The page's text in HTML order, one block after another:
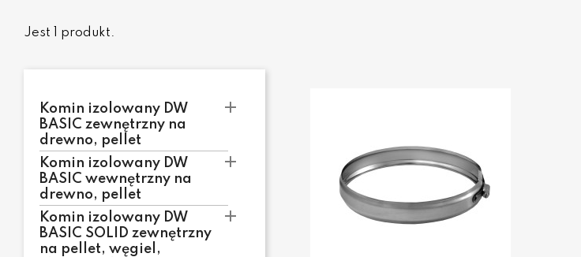
Jest 1 produkt.
Komin izolowany DW
BASIC zewnętrzny na
drewno, pellet

Komin izolowany DW
BASIC wewnętrzny na
drewno, pellet

Komin izolowany DW
BASIC SOLID zewnętrzny
na pellet, węgiel,
